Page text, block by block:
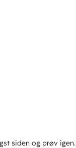
siden og prøv igen.